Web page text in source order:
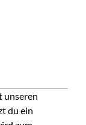
unseren
du ein